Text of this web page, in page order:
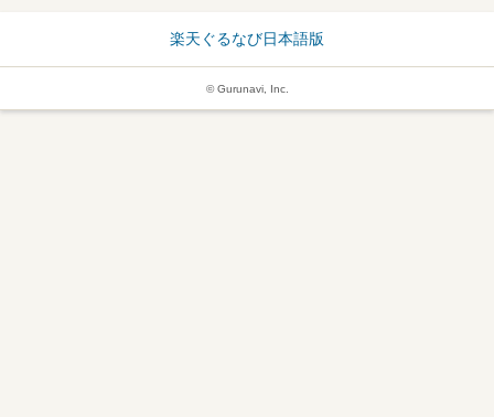
楽天ぐるなび日本語版
© Gurunavi, Inc.